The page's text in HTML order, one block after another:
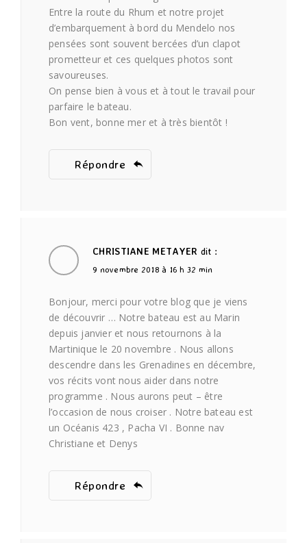
Entre la route du Rhum et notre projet
d’embarquement à bord du Mendelo nos
pensées sont souvent bercées d’un clapot
prometteur et ces quelques photos sont
savoureuses.
On pense bien à vous et à tout le travail pour
parfaire le bateau.
Bon vent, bonne mer et à très bientôt !
Répondre
CHRISTIANE METAYER dit :
9 novembre 2018 à 16 h 32 min
Bonjour, merci pour votre blog que je viens
de découvrir … Notre bateau est au Marin
depuis janvier et nous retournons à la
Martinique le 20 novembre . Nous allons
descendre dans les Grenadines en décembre,
vos récits vont nous aider dans notre
programme . Nous aurons peut – être
l’occasion de nous croiser . Notre bateau est
un Océanis 423 , Pacha VI . Bonne nav
Christiane et Denys
Répondre